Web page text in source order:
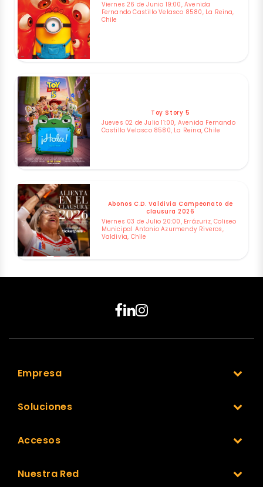
Viernes 26 de Junio 19:00, Avenida
Fernando Castillo Velasco 8580, La Reina,
Chile
Toy Story 5
Jueves 02 de Julio 11:00, Avenida Fernando
Castillo Velasco 8580, La Reina, Chile
Abonos C.D. Valdivia Campeonato de
clausura 2026
Viernes 03 de Julio 20:00, Errázuriz, Coliseo
Municipal Antonio Azurmendy Riveros,
Valdivia, Chile
Empresa
Soluciones
Accesos
Nuestra Red